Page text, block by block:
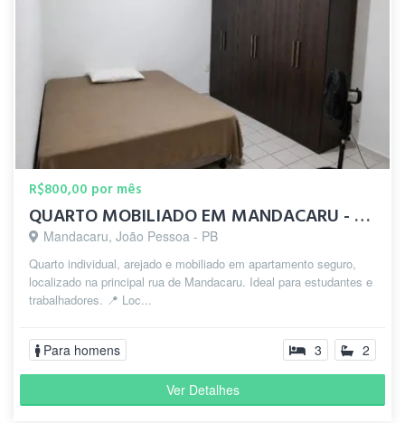
R$800,00 por mês
QUARTO MOBILIADO EM MANDACARU - RUA PRINCIPAL
Mandacaru, João Pessoa - PB
Quarto individual, arejado e mobiliado em apartamento seguro,
localizado na principal rua de Mandacaru. Ideal para estudantes e
trabalhadores. 📍 Loc...
Para homens 3 2
Ver Detalhes